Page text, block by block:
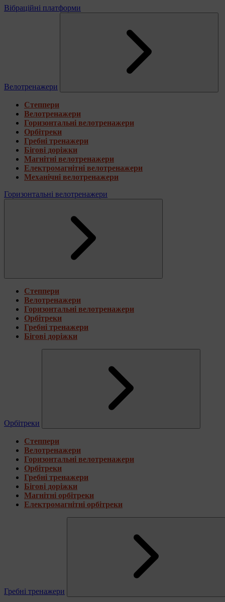
Вібраційні платформи
Велотренажери
Степпери
Велотренажери
Горизонтальні велотренажери
Орбітреки
Гребні тренажери
Бігові доріжки
Магнітні велотренажери
Електромагнітні велотренажери
Механічні велотренажери
Горизонтальні велотренажери
Степпери
Велотренажери
Горизонтальні велотренажери
Орбітреки
Гребні тренажери
Бігові доріжки
Орбітреки
Степпери
Велотренажери
Горизонтальні велотренажери
Орбітреки
Гребні тренажери
Бігові доріжки
Магнітні орбітреки
Електромагнітні орбітреки
Гребні тренажери